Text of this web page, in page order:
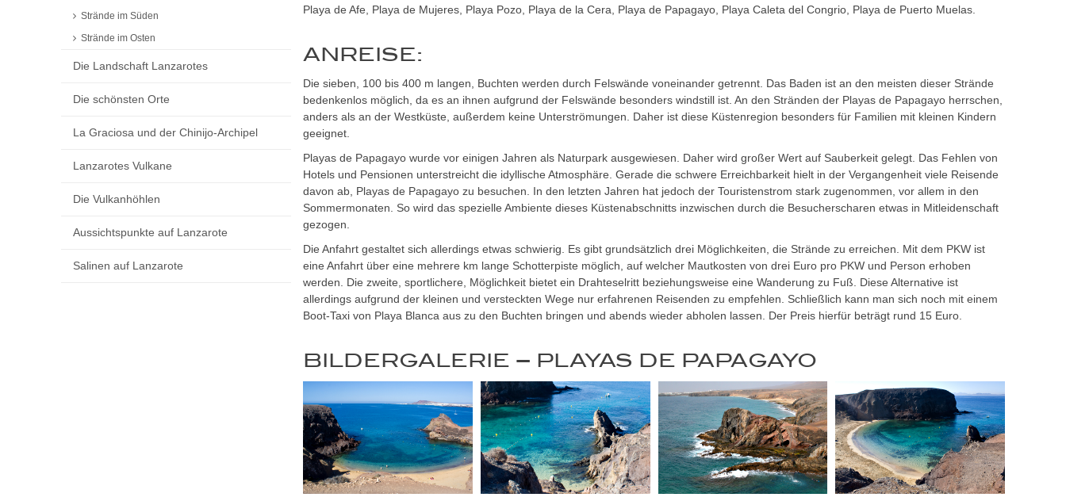
Strände im Süden
Strände im Osten
Die Landschaft Lanzarotes
Die schönsten Orte
La Graciosa und der Chinijo-Archipel
Lanzarotes Vulkane
Die Vulkanhöhlen
Aussichtspunkte auf Lanzarote
Salinen auf Lanzarote
Playa de Afe, Playa de Mujeres, Playa Pozo, Playa de la Cera, Playa de Papagayo, Playa Caleta del Congrio, Playa de Puerto Muelas.
ANREISE:
Die sieben, 100 bis 400 m langen, Buchten werden durch Felswände voneinander getrennt. Das Baden ist an den meisten dieser Strände
bedenkenlos möglich, da es an ihnen aufgrund der Felswände besonders windstill ist. An den Stränden der Playas de Papagayo herrschen,
anders als an der Westküste, außerdem keine Unterströmungen. Daher ist diese Küstenregion besonders für Familien mit kleinen Kindern
geeignet.
Playas de Papagayo wurde vor einigen Jahren als Naturpark ausgewiesen. Daher wird großer Wert auf Sauberkeit gelegt. Das Fehlen von
Hotels und Pensionen unterstreicht die idyllische Atmosphäre. Gerade die schwere Erreichbarkeit hielt in der Vergangenheit viele Reisende
davon ab, Playas de Papagayo zu besuchen. In den letzten Jahren hat jedoch der Touristenstrom stark zugenommen, vor allem in den
Sommermonaten. So wird das spezielle Ambiente dieses Küstenabschnitts inzwischen durch die Besucherscharen etwas in Mitleidenschaft
gezogen.
Die Anfahrt gestaltet sich allerdings etwas schwierig. Es gibt grundsätzlich drei Möglichkeiten, die Strände zu erreichen. Mit dem PKW ist
eine Anfahrt über eine mehrere km lange Schotterpiste möglich, auf welcher Mautkosten von drei Euro pro PKW und Person erhoben
werden. Die zweite, sportlichere, Möglichkeit bietet ein Drahteselritt beziehungsweise eine Wanderung zu Fuß. Diese Alternative ist
allerdings aufgrund der kleinen und versteckten Wege nur erfahrenen Reisenden zu empfehlen. Schließlich kann man sich noch mit einem
Boot-Taxi von Playa Blanca aus zu den Buchten bringen und abends wieder abholen lassen. Der Preis hierfür beträgt rund 15 Euro.
BILDERGALERIE – PLAYAS DE PAPAGAYO